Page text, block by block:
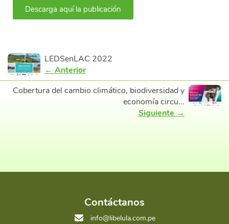
Descarga aquí la publicación
LEDSenLAC 2022
← Anterior
Cobertura del cambio climático, biodiversidad y
economía circu...
Siguiente →
Contáctanos
info@libelula.com.pe